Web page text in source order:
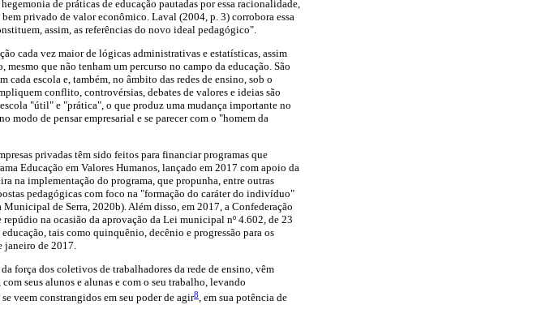
de práticas de educação pautadas por essa racionalidade,
privado de valor econômico. Laval (2004, p. 3) corrobora essa
assim, as referências do novo ideal pedagógico".
cada vez maior de lógicas administrativas e estatísticas, assim
que não tenham um percurso no campo da educação. São
escola e, também, no âmbito das redes de ensino, sob o
conflito, controvérsias, debates de valores e ideias são
"útil" e "prática", o que produz uma mudança importante no
modo de pensar empresarial e se parecer com o "homem da
privadas têm sido feitos para financiar programas que
Educação em Valores Humanos, lançado em 2017 com apoio da
na implementação do programa, que propunha, entre outras
pedagógicas com foco na "formação do caráter do indivíduo"
de Serra, 2020b). Além disso, em 2017, a Confederação
na ocasião da aprovação da Lei municipal nº 4.602, de 23
tais como quinquênio, decênio e progressão para os
janeiro de 2017.
força dos coletivos de trabalhadores da rede de ensino, vêm
seus alunos e alunas e com o seu trabalho, levando
veem constrangidos em seu poder de agir8, em sua potência de